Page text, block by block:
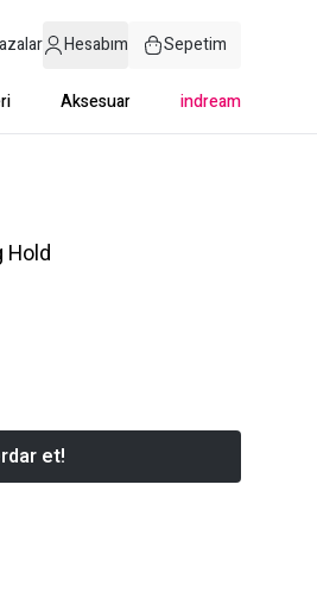
Hesabım Sepetim
Aksesuar indream
Hold
et!